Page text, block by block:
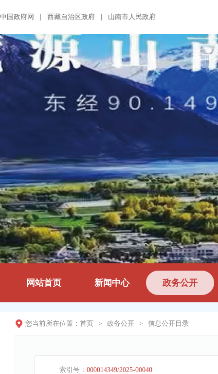
中国政府网 西藏自治区政府 山南市人民政府
网站首页 新闻中心 政务公开
您当前所在位置： 首页 > 政务公开 > 信息公开目录
索引号： 000014349/2025-00040